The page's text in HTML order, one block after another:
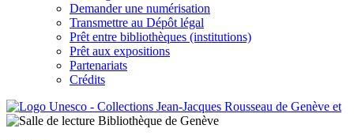
Demander une numérisation
Transmettre au Dépôt légal
Prêt entre bibliothèques (institutions)
Prêt aux expositions
Partenariats
Crédits